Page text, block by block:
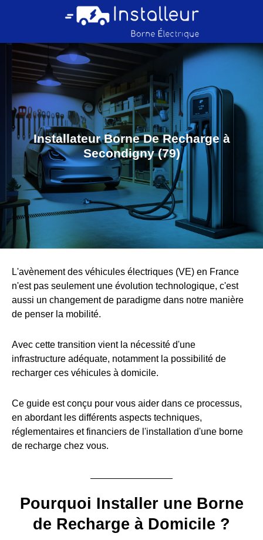
Installateur Borne De Recharge à
Secondigny (79)
L'avènement des véhicules électriques (VE) en France
n'est pas seulement une évolution technologique, c'est
aussi un changement de paradigme dans notre manière
de penser la mobilité.
Avec cette transition vient la nécessité d'une
infrastructure adéquate, notamment la possibilité de
recharger ces véhicules à domicile.
Ce guide est conçu pour vous aider dans ce processus,
en abordant les différents aspects techniques,
réglementaires et financiers de l'installation d'une borne
de recharge chez vous.
Pourquoi Installer une Borne
de Recharge à Domicile ?